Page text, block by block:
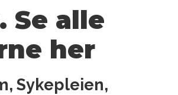
Se alle
her
Sykepleien,